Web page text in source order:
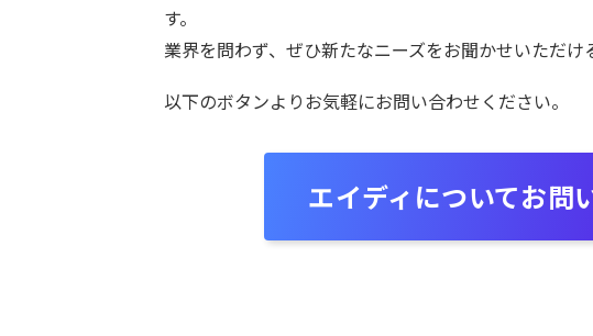
す。
業界を問わず、ぜひ新たなニーズをお聞かせいただけ
以下のボタンよりお気軽にお問い合わせください。
エイディについてお問